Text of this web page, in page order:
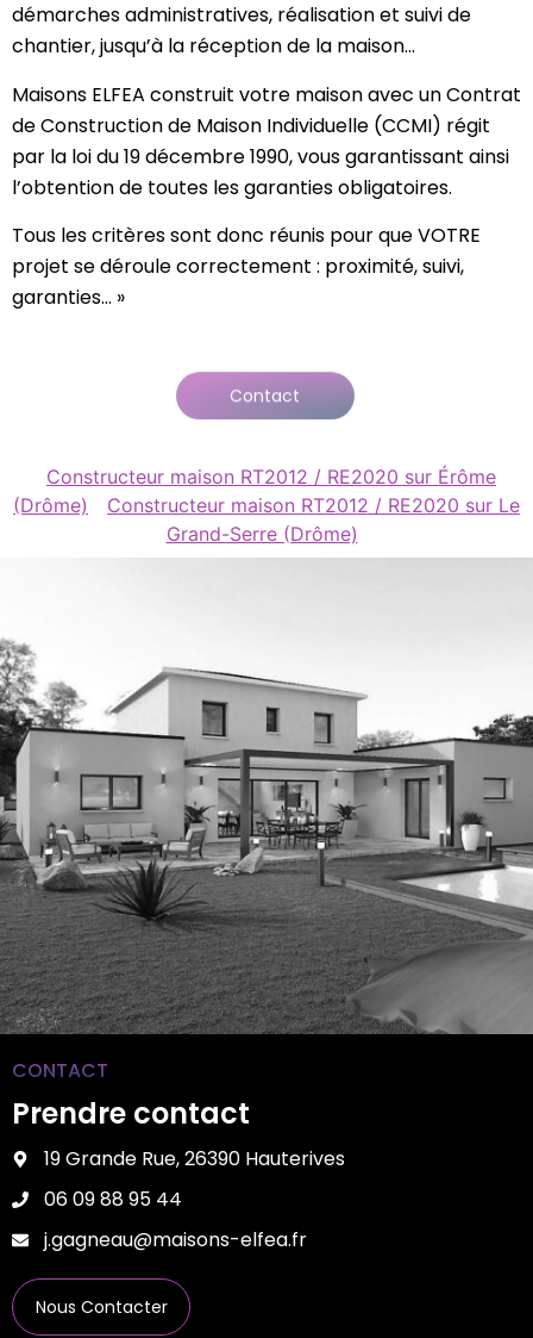
démarches administratives, réalisation et suivi de
chantier, jusqu’à la réception de la maison…
Maisons ELFEA construit votre maison avec un Contrat
de Construction de Maison Individuelle (CCMI) régit
par la loi du 19 décembre 1990, vous garantissant ainsi
l’obtention de toutes les garanties obligatoires.
Tous les critères sont donc réunis pour que VOTRE
projet se déroule correctement : proximité, suivi,
garanties… »
Contact
Constructeur maison RT2012 / RE2020 sur Érôme
(Drôme)
Constructeur maison RT2012 / RE2020 sur Le
Grand-Serre (Drôme)
CONTACT
Prendre contact
19 Grande Rue, 26390 Hauterives
06 09 88 95 44
j.gagneau@maisons-elfea.fr
Nous Contacter